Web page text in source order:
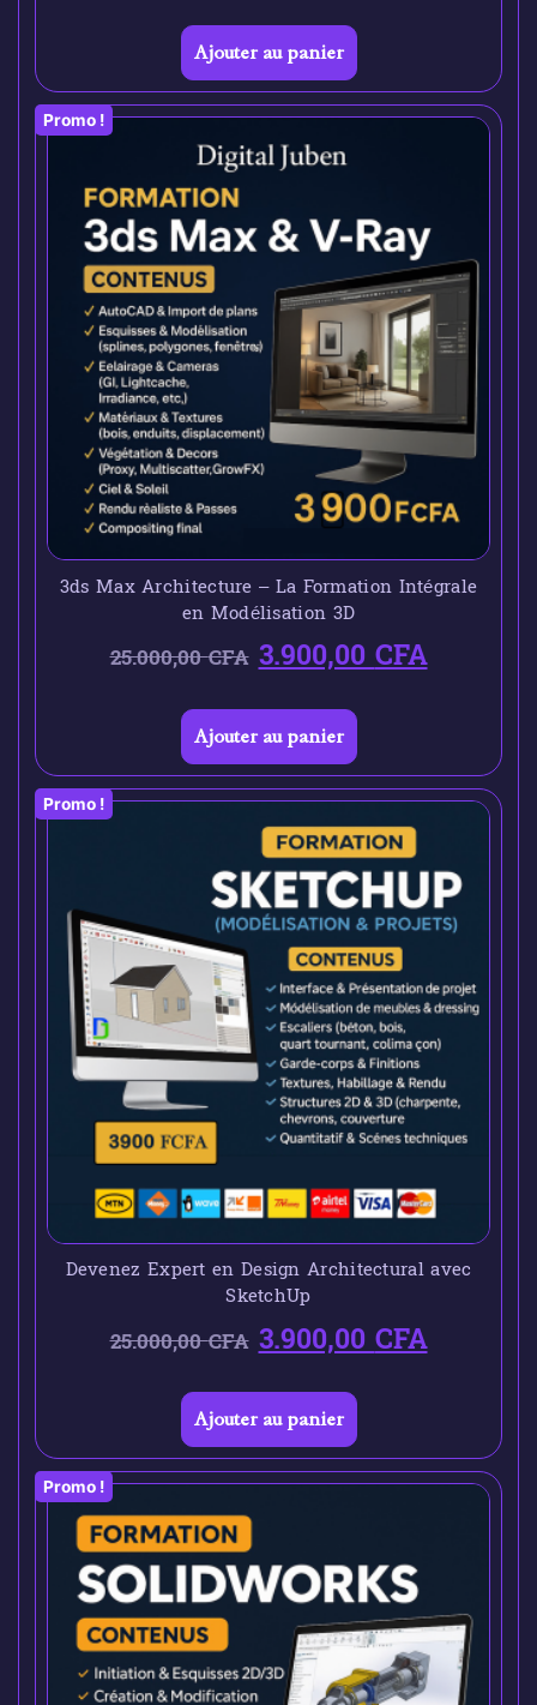
Ajouter au panier
Promo !
3ds Max Architecture – La Formation Intégrale
en Modélisation 3D
25.000,00CFA 3.900,00CFA
Ajouter au panier
Promo !
Devenez Expert en Design Architectural avec
SketchUp
25.000,00CFA 3.900,00CFA
Ajouter au panier
Promo !